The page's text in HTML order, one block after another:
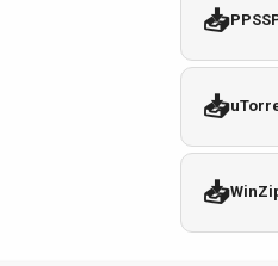
📥
📥
📥